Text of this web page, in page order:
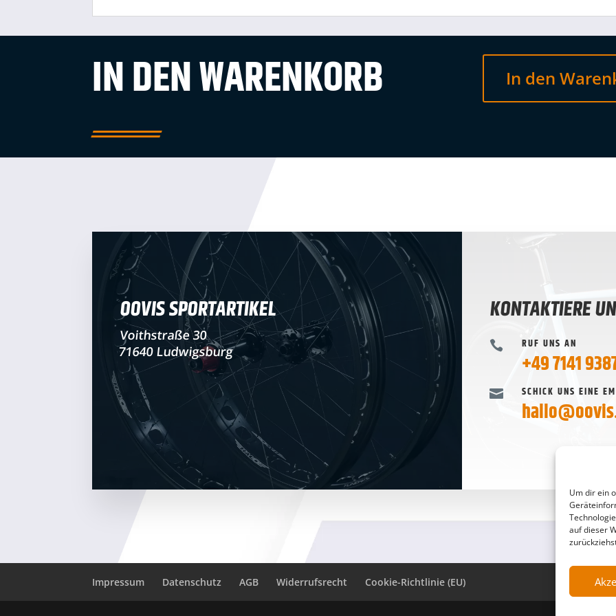
Um dir ein
auf dieser
IN DEN WARENKORB In den
OOVIS SPORTARTIKEL
Voithstraße 30
71640 Ludwigsburg
KONTAKTIERE
 RUF UNS AN
+49 7141
 SCHICK UNS EINE
Impressum Datenschutz AGB Widerrufsrecht Cookie-Richtlinie (EU)